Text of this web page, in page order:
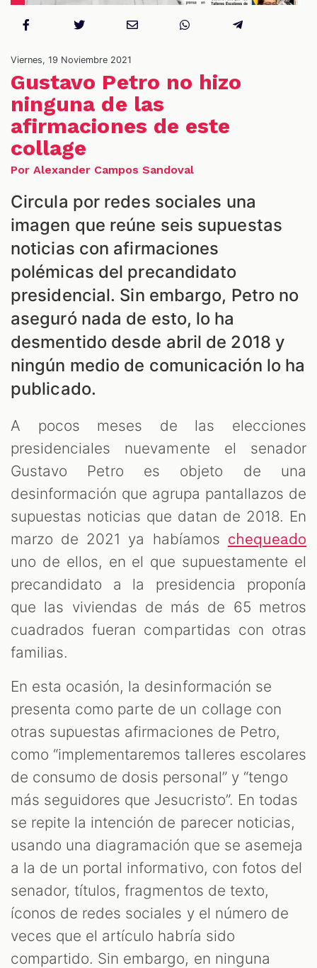
Viernes, 19 Noviembre 2021
Gustavo Petro no hizo
ninguna de las
afirmaciones de este
collage
Por Alexander Campos Sandoval
Circula por redes sociales una
imagen que reúne seis supuestas
noticias con afirmaciones
polémicas del precandidato
presidencial. Sin embargo, Petro no
aseguró nada de esto, lo ha
desmentido desde abril de 2018 y
ningún medio de comunicación lo ha
publicado.
A pocos meses de las elecciones
presidenciales nuevamente el senador
Gustavo Petro es objeto de una
desinformación que agrupa pantallazos de
supuestas noticias que datan de 2018. En
marzo de 2021 ya habíamos chequeado
uno de ellos, en el que supuestamente el
precandidato a la presidencia proponía
que las viviendas de más de 65 metros
cuadrados fueran compartidas con otras
familias.
En esta ocasión, la desinformación se
presenta como parte de un collage con
otras supuestas afirmaciones de Petro,
como “implementaremos talleres escolares
de consumo de dosis personal” y “tengo
más seguidores que Jesucristo”. En todas
se repite la intención de parecer noticias,
usando una diagramación que se asemeja
a la de un portal informativo, con fotos del
senador, títulos, fragmentos de texto,
íconos de redes sociales y el número de
veces que el artículo habría sido
compartido. Sin embargo, en ninguna